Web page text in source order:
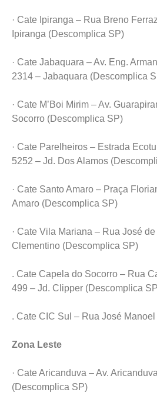
· Cate Ipiranga – Rua Breno
Ipiranga (Descomplica SP)
· Cate Jabaquara – Av. Eng.
2314 – Jabaquara (Descomplica
· Cate M’Boi Mirim – Av.
Socorro (Descomplica SP)
· Cate Parelheiros – Estrada
5252 – Jd. Dos Alamos
· Cate Santo Amaro – Praça
Amaro (Descomplica SP)
· Cate Vila Mariana – Rua José
Clementino (Descomplica SP)
. Cate Capela do Socorro – Rua
499 – Jd. Clipper (Descomplica
. Cate CIC Sul – Rua José
Zona Leste
· Cate Aricanduva – Av.
(Descomplica SP)